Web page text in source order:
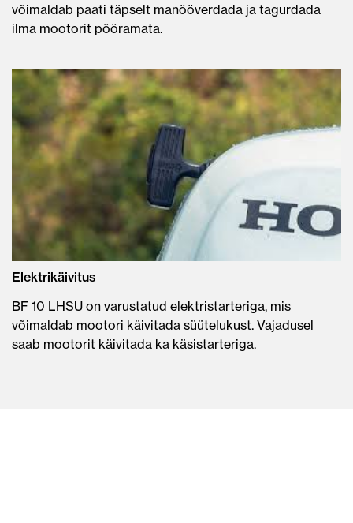
võimaldab paati täpselt manööverdada ja tagurdada
ilma mootorit pööramata.
Elektrikäivitus
BF 10 LHSU on varustatud elektristarteriga, mis
võimaldab mootori käivitada süütelukust. Vajadusel
saab mootorit käivitada ka käsistarteriga.